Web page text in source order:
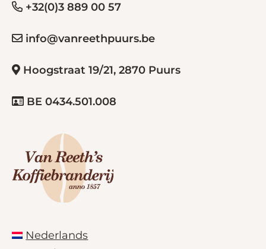
+32(0)3 889 00 57
info@vanreethpuurs.be
Hoogstraat 19/21, 2870 Puurs
BE 0434.501.008
Nederlands